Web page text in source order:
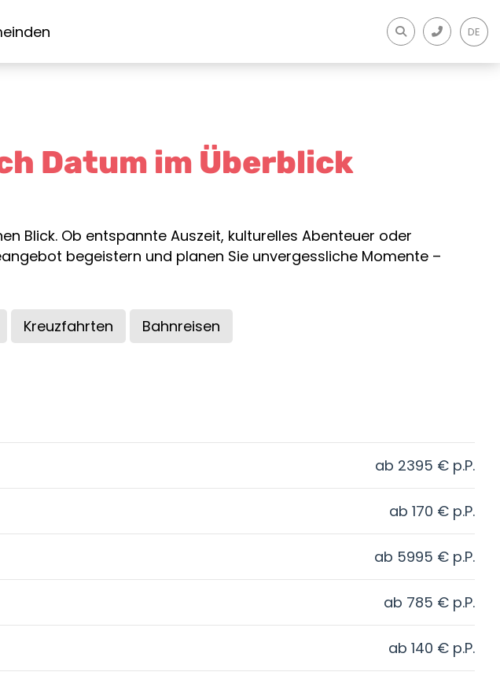
DE
Datum im Überblick
Blick. Ob entspannte Auszeit, kulturelles Abenteuer oder
begeistern und planen Sie unvergessliche Momente –
Kreuzfahrten Bahnreisen
ab 2395 € p.P.
ab 170 € p.P.
ab 5995 € p.P.
ab 785 € p.P.
ab 140 € p.P.